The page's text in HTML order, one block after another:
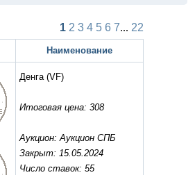
1 2 3 4 5 6 7... 22
Наименование
Денга(VF)
Итоговая цена: 308
Аукцион: Аукцион СПБ
Закрыт: 15.05.2024
Число ставок: 55